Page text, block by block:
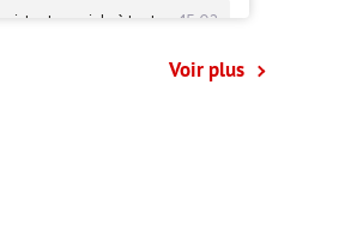
Voir plus